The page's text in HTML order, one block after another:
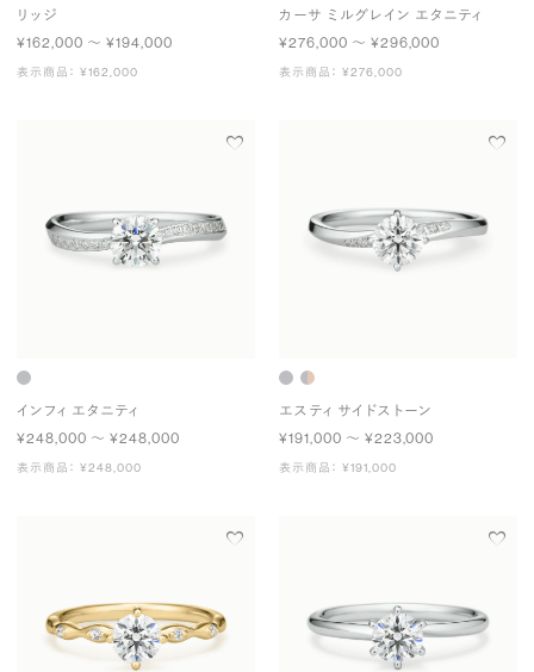
リッジ
¥162,000 〜 ¥194,000
表示商品： ¥162,000
カーサ ミルグレイン エタニティ
¥276,000 〜 ¥296,000
表示商品： ¥276,000
インフィ エタニティ
¥248,000 〜 ¥248,000
表示商品： ¥248,000
エスティ サイドストーン
¥191,000 〜 ¥223,000
表示商品： ¥191,000